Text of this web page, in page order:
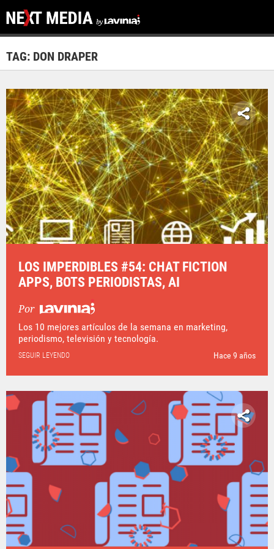
TAG: DON DRAPER
LOS IMPERDIBLES #54: CHAT FICTION
APPS, BOTS PERIODISTAS, AI
Por
Los 10 mejores artículos de la semana en marketing,
periodismo, televisión y tecnología.
SEGUIR LEYENDO Hace 9 años